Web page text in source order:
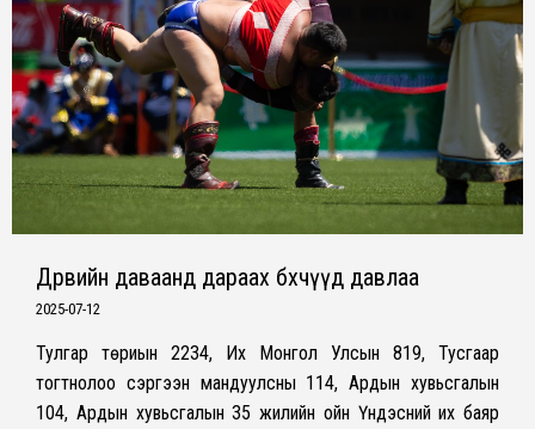
Дөрвийн даваанд дараах бөхчүүд давлаа
2025-07-12
Тулгар төриын 2234, Их Монгол Улсын 819, Тусгаар
тогтнолоо сэргээн мандуулсны 114, Ардын хувьсгалын
104, Ардын хувьсгалын 35 жилийн ойн Үндэсний их баяр